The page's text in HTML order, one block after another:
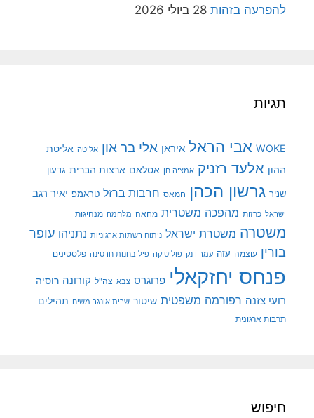
להפרעה בזהות 28 ביולי 2026
תגיות
WOKE אבי הראל איראן אלי בר און אליטה אליטת
ההון אלעד רזניק אמציה חן אסלאם ארצות הברית גדעון
שניר גרשון הכהן חמאס חרבות ברזל טראמפ יאיר רגב
ישראל כרזות מהפכה משטרית מחאה מלחמה מנהיגות
משטרה משטרת ישראל ניתוח רשתות ארגוניות נתניהו עופר
בורין עוצמה עזה עמר דנק פוליטיקה פיל בחנות חרסינה פלסטינים
פנחס יחזקאלי פרוגרס צבא צה"ל קורונה רוסיה
רועי צזנה רפורמה משפטית שיטור שרית אונגר משיח תהילים
תרבות ארגונית
חיפוש